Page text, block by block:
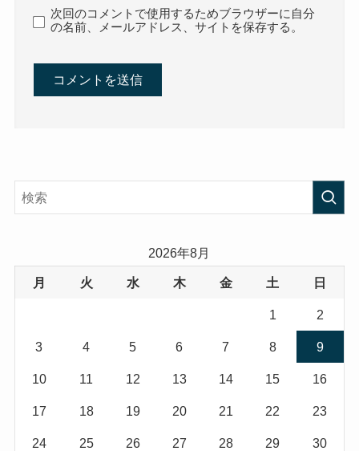
次回のコメントで使用するためブラウザーに自分
の名前、メールアドレス、サイトを保存する。
2026年8月
月 火 水 木 金 土 日
1 2
3 4 5 6 7 8 9
10 11 12 13 14 15 16
17 18 19 20 21 22 23
24 25 26 27 28 29 30